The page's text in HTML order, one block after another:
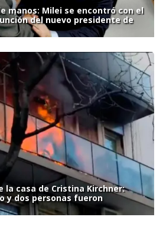
manos: Milei se encontró con el
del nuevo presidente de
la casa de Cristina Kirchner:
y dos personas fueron